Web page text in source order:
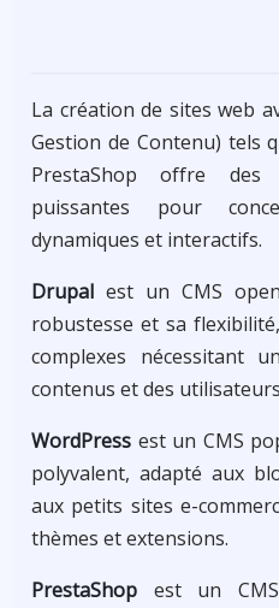
web
La création de sites web
Gestion de Contenu) tels
PrestaShop offre
puissantes pour
dynamiques et interactifs.
Drupal est un CMS
robustesse et sa
complexes nécessitant
contenus et des
WordPress est un CMS
polyvalent, adapté aux
aux petits sites e-
thèmes et extensions.
PrestaShop est un